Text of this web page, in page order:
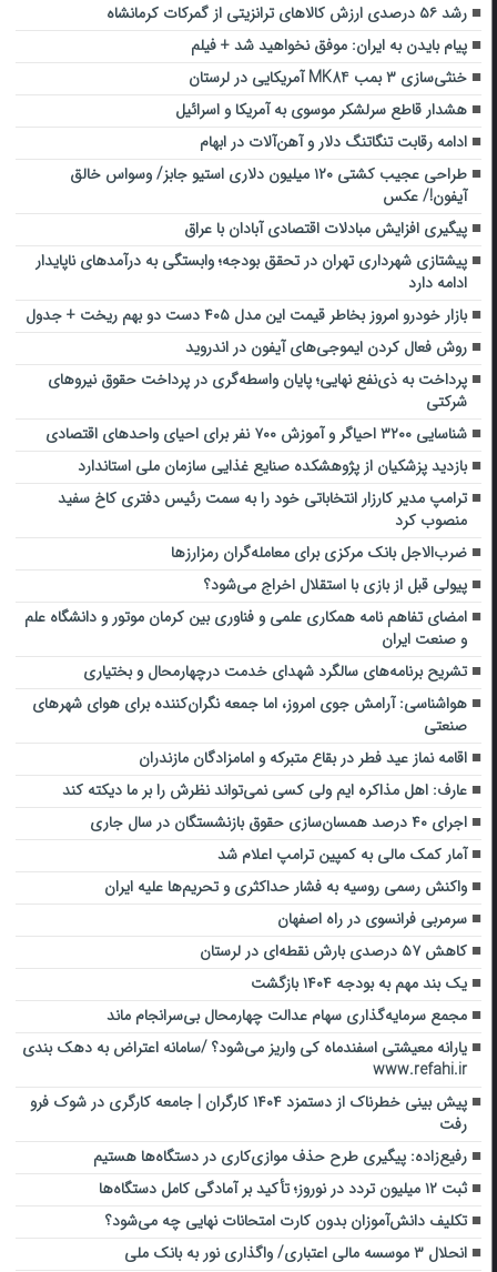
رشد ۵۶ درصدی ارزش کالاهای ترانزیتی از گمرکات کرمانشاه
پیام بایدن به ایران: موفق نخواهید شد + فیلم
خنثی‌سازی ۳ بمب MK84‌ آمریکایی در لرستان
هشدار قاطع سرلشکر موسوی به آمریکا و اسرائیل
ادامه رقابت تنگاتنگ دلار و آهن‌آلات در ابهام
طراحی عجیب کشتی ۱۲۰ میلیون دلاری استیو جابز/ وسواس خالق
آیفون!/ عکس
پیگیری افزایش مبادلات اقتصادی آبادان با عراق
پیشتازی شهرداری تهران در تحقق بودجه؛ وابستگی به درآمدهای ناپایدار
ادامه دارد
بازار خودرو امروز بخاطر قیمت این مدل ۴۰۵ دست دو بهم ریخت + جدول
روش فعال کردن ایموجی‌های آیفون در اندروید
پرداخت به ذی‌نفع نهایی؛ پایان واسطه‌گری در پرداخت حقوق نیروهای
شرکتی
شناسایی ۳۲۰۰ احیاگر و آموزش ۷۰۰ نفر برای احیای واحدهای اقتصادی
بازدید پزشکیان از پژوهشکده صنایع غذایی سازمان ملی استاندارد
ترامپ مدیر کارزار انتخاباتی خود را به سمت رئیس دفتری کاخ سفید
منصوب کرد
ضرب‌الاجل بانک مرکزی برای معامله‌گران رمزارز‌ها
پیولی قبل از بازی با استقلال اخراج می‌شود؟
امضای تفاهم نامه همکاری علمی و فناوری بین کرمان موتور و دانشگاه علم
و صنعت ایران
تشریح برنامه‌های سالگرد شهدای خدمت درچهارمحال و بختیاری
هواشناسی: آرامش جوی امروز، اما جمعه نگران‌کننده برای هوای شهرهای
صنعتی
اقامه نماز عید فطر در بقاع متبرکه و ‌امامزادگان مازندران
عارف: اهل مذاکره ایم ولی کسی نمی‌تواند نظرش را بر ما دیکته کند
اجرای ۴۰ درصد همسان‌سازی حقوق بازنشستگان در سال جاری
آمار کمک مالی به کمپین ترامپ اعلام شد
واکنش رسمی روسیه به فشار حداکثری و تحریم‌ها علیه ایران
سرمربی فرانسوی در راه اصفهان
کاهش ۵۷ درصدی بارش نقطه‌ای در لرستان‌
یک بند مهم به بودجه ۱۴۰۴ بازگشت
مجمع سرمایه‌گذاری سهام عدالت چهارمحال بی‌سرانجام ماند
یارانه معیشتی اسفندماه کی واریز می‌شود؟ /سامانه اعتراض به دهک بندی
www.refahi.ir
پیش‌ بینی‌ خطرناک از دستمزد ۱۴۰۴ کارگران | جامعه کارگری در شوک فرو
رفت
رفیع‌زاده: پیگیری طرح حذف موازی‌کاری در دستگاه‌ها هستیم
ثبت ۱۲ میلیون تردد در نوروز؛ تأکید بر آمادگی کامل دستگاه‌ها
تکلیف دانش‌آموزان بدون کارت امتحانات نهایی چه می‌شود؟
انحلال ۳ موسسه مالی اعتباری/ واگذاری نور به بانک ملی